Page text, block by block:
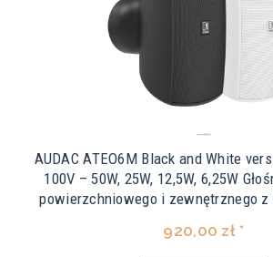
AUDAC ATEO6M Black and White
100V – 50W, 25W, 12,5W, 6,25W
powierzchniowego i zewnętrznego z
920,00 zł *